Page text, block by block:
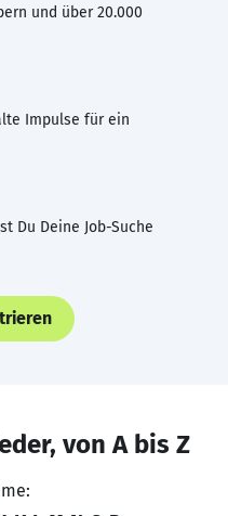
und über 20.000
Impulse für ein
Du Deine Job-Suche
von A bis Z